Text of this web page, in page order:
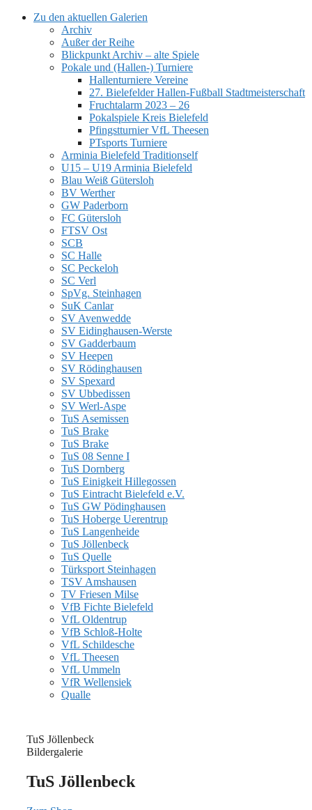
Zu den aktuellen Galerien
Archiv
Außer der Reihe
Blickpunkt Archiv – alte Spiele
Pokale und (Hallen-) Turniere
Hallenturniere Vereine
27. Bielefelder Hallen-Fußball Stadtmeisterschaft
Fruchtalarm 2023 – 26
Pokalspiele Kreis Bielefeld
Pfingstturnier VfL Theesen
PTsports Turniere
Arminia Bielefeld Traditionself
U15 – U19 Arminia Bielefeld
Blau Weiß Gütersloh
BV Werther
GW Paderborn
FC Gütersloh
FTSV Ost
SCB
SC Halle
SC Peckeloh
SC Verl
SpVg. Steinhagen
SuK Canlar
SV Avenwedde
SV Eidinghausen-Werste
SV Gadderbaum
SV Heepen
SV Rödinghausen
SV Spexard
SV Ubbedissen
SV Werl-Aspe
TuS Asemissen
TuS Brake
TuS Brake
TuS 08 Senne I
TuS Dornberg
TuS Einigkeit Hillegossen
TuS Eintracht Bielefeld e.V.
TuS GW Pödinghausen
TuS Hoberge Uerentrup
TuS Langenheide
TuS Jöllenbeck
TuS Quelle
Türksport Steinhagen
TSV Amshausen
TV Friesen Milse
VfB Fichte Bielefeld
VfL Oldentrup
VfB Schloß-Holte
VfL Schildesche
VfL Theesen
VfL Ummeln
VfR Wellensiek
Qualle
TuS Jöllenbeck
Bildergalerie
TuS Jöllenbeck